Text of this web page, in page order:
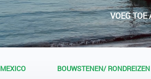
VOEG
MEXICO BOUWSTENEN/ RONDREIZEN